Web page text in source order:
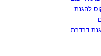
להגנת
דרדרת